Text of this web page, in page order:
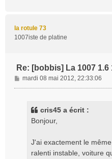
la rotule 73
1007iste de platine
Re: [bobbis] La 1007
M
e
mardi 08 mai 2012, 22:33:06
cris45 a écrit :
Bonjour,
J'ai exactement le
ralenti instable, voiture